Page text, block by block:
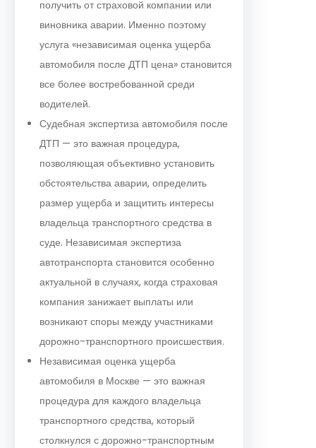
получить от страховой компании или
виновника аварии. Именно поэтому
услуга «независимая оценка ущерба
автомобиля после ДТП цена» становится
все более востребованной среди
водителей.
Судебная экспертиза автомобиля после
ДТП — это важная процедура,
позволяющая объективно установить
обстоятельства аварии, определить
размер ущерба и защитить интересы
владельца транспортного средства в
суде. Независимая экспертиза
автотранспорта становится особенно
актуальной в случаях, когда страховая
компания занижает выплаты или
возникают споры между участниками
дорожно-транспортного происшествия.
Независимая оценка ущерба
автомобиля в Москве — это важная
процедура для каждого владельца
транспортного средства, который
столкнулся с дорожно-транспортным